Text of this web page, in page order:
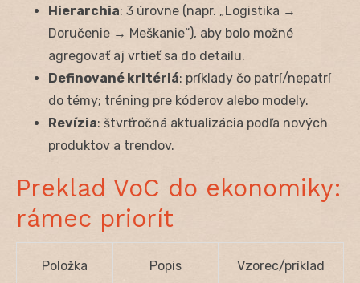
Hierarchia: 3 úrovne (napr. „Logistika →
Doručenie → Meškanie“), aby bolo možné
agregovať aj vrtieť sa do detailu.
Definované kritériá: príklady čo patrí/nepatrí
do témy; tréning pre kóderov alebo modely.
Revízia: štvrťročná aktualizácia podľa nových
produktov a trendov.
Preklad VoC do ekonomiky:
rámec priorít
Položka Popis Vzorec/príklad